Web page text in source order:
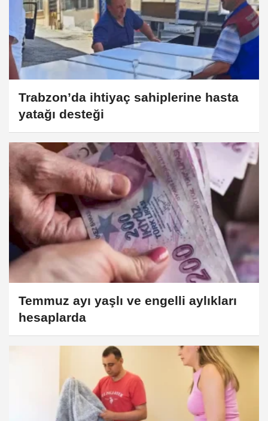
Trabzon’da ihtiyaç sahiplerine hasta
yatağı desteği
Temmuz ayı yaşlı ve engelli aylıkları
hesaplarda